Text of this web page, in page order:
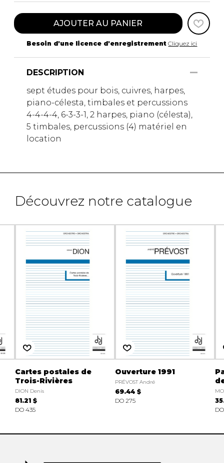
AJOUTER AU PANIER
Besoin d'une licence d'enregistrement Cliquez ici
DESCRIPTION
sept études pour bois, cuivres, harpes,
piano-célesta, timbales et percussions
4-4-4-4, 6-3-3-1, 2 harpes, piano (célesta),
5 timbales, percussions (4) matériel en
location
Découvrez notre catalogue
Cartes postales de
Trois-Rivières
DION Denis
81.21 $
DO 435
Ouverture 1991
PRÉVOST André
69.44 $
DO 275